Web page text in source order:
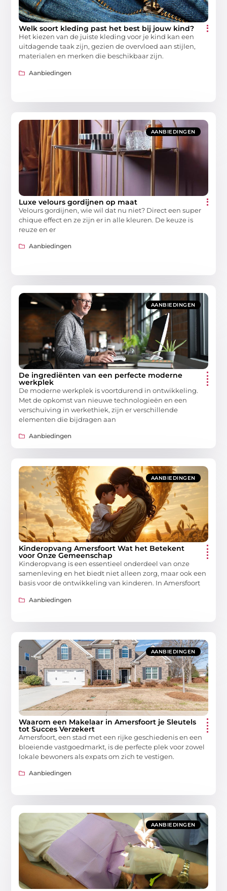
Welk soort kleding past het best bij jouw kind?
Het kiezen van de juiste kleding voor je kind kan een
uitdagende taak zijn, gezien de overvloed aan stijlen,
materialen en merken die beschikbaar zijn.
Aanbiedingen
AANBIEDINGEN
Luxe velours gordijnen op maat
Velours gordijnen, wie wil dat nu niet? Direct een super
chique effect en ze zijn er in alle kleuren. De keuze is
reuze en er
Aanbiedingen
AANBIEDINGEN
De ingrediënten van een perfecte moderne
werkplek
De moderne werkplek is voortdurend in ontwikkeling.
Met de opkomst van nieuwe technologieën en een
verschuiving in werkethiek, zijn er verschillende
elementen die bijdragen aan
Aanbiedingen
AANBIEDINGEN
Kinderopvang Amersfoort Wat het Betekent
voor Onze Gemeenschap
Kinderopvang is een essentieel onderdeel van onze
samenleving en het biedt niet alleen zorg, maar ook een
basis voor de ontwikkeling van kinderen. In Amersfoort
Aanbiedingen
AANBIEDINGEN
Waarom een Makelaar in Amersfoort je Sleutels
tot Succes Verzekert
Amersfoort, een stad met een rijke geschiedenis en een
bloeiende vastgoedmarkt, is de perfecte plek voor zowel
lokale bewoners als expats om zich te vestigen.
Aanbiedingen
AANBIEDINGEN